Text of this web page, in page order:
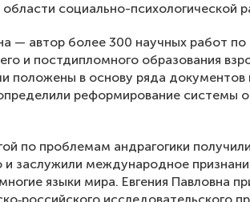
области социально-психологической
— автор более 300 научных работ
и постдипломного образования
положены в основу ряда документов
реформирование системы
по проблемам андрагогики
заслужили международное
языки мира. Евгения Павловна